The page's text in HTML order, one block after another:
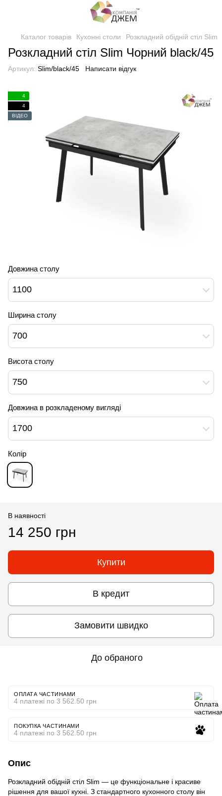
Каталог товарів Кухонні столи Розкладний обідній стіл Slim
Розкладний стіл Slim Чорний black/45
Артикул: Slim/black/45 Написати відгук
4
4
ВІДЕО
Довжина столу
1100
Ширина столу
700
Висота столу
750
Довжина в розкладеному вигляді
1700
Колір
В наявності
14 250 грн
Купити
В кредит
Замовити швидко
До обраного
ОПЛАТА ЧАСТИНАМИ
4 платежі по 3 562.50 грн
ПОКУПКА ЧАСТИНАМИ
4 платежі по 3 562.50 грн
Опис
Розкладний обідній стіл Slim — це функціональне і красиве
рішення для вашої кухні. З стандартного кухонного столу він